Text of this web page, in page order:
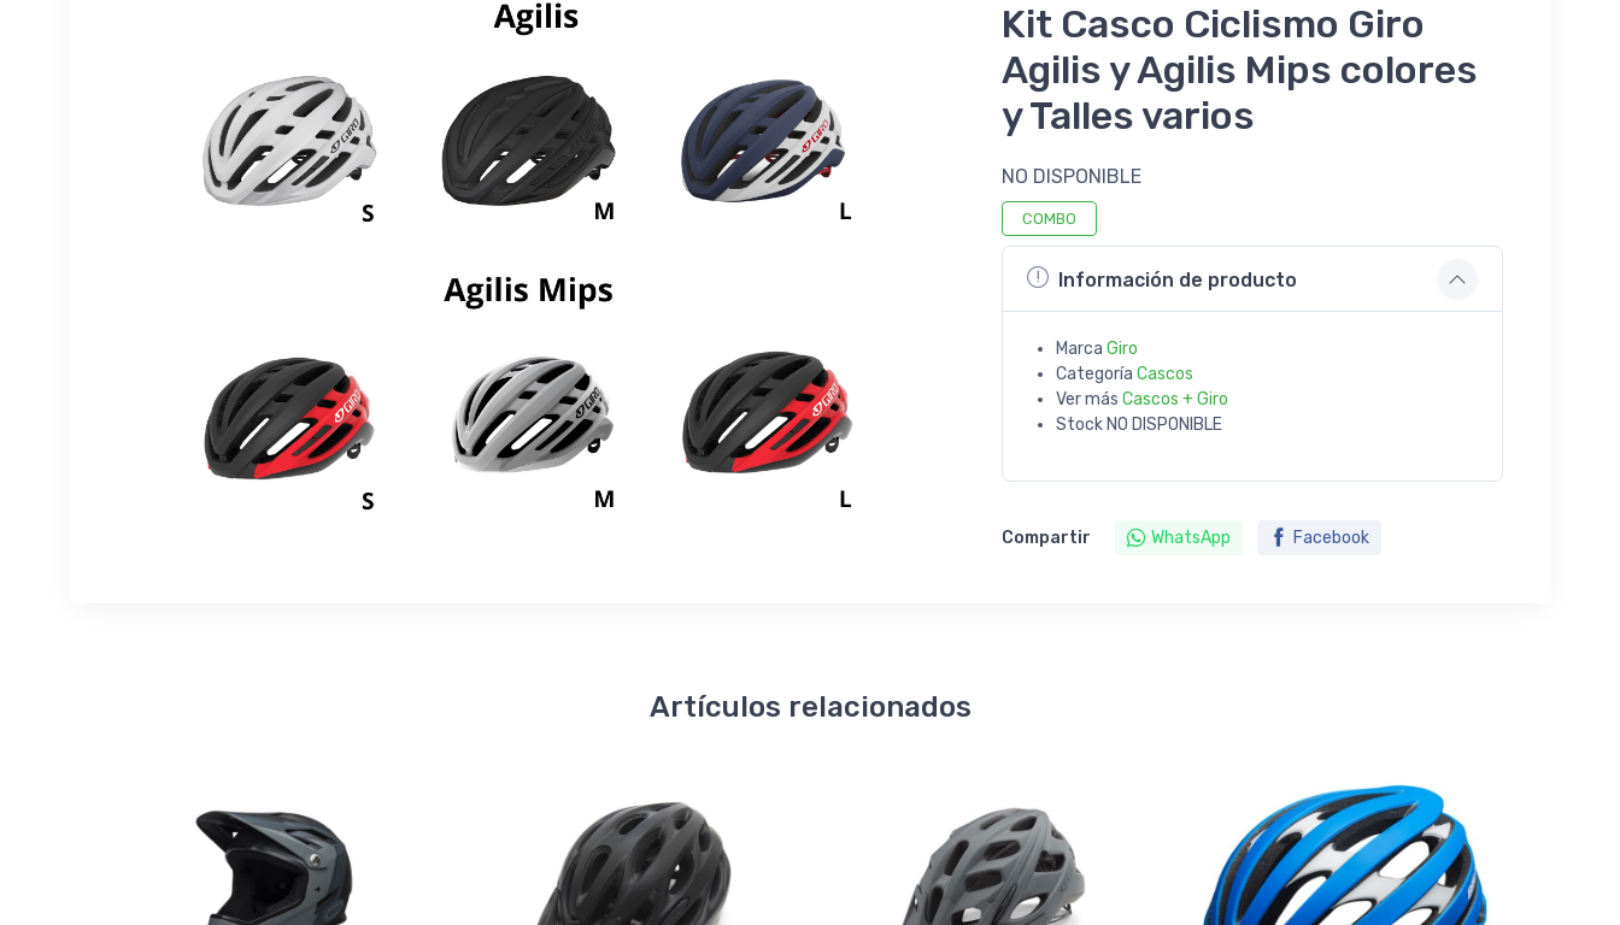
Kit Casco Ciclismo Giro
Agilis y Agilis Mips colores
y Talles varios
NO DISPONIBLE
COMBO
Información de producto
Marca Giro
Categoría Cascos
Ver más Cascos + Giro
Stock NO DISPONIBLE
Compartir WhatsApp Facebook
Artículos relacionados